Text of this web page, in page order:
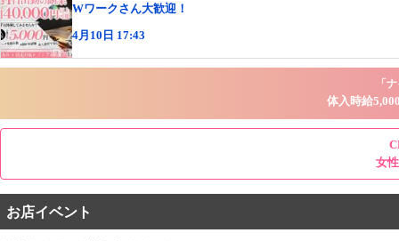
Wワークさん大歓迎！
4月10日 17:43
「
体入時給
女
お店イベント